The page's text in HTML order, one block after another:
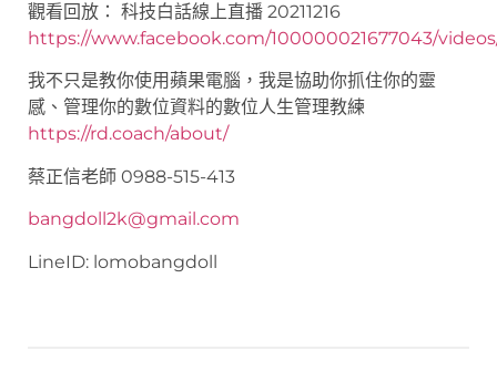
觀看回放： 科技白話線上直播 20211216
https://www.facebook.com/100000021677043/
我不只是教你使用蘋果電腦，我是協助你抓住你的靈
感、管理你的數位資料的數位人生管理教練
https://rd.coach/about/
蔡正信老師 0988-515-413
bangdoll2k@gmail.com
LineID: lomobangdoll